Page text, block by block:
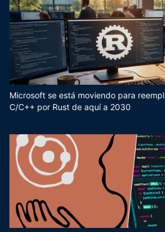
Microsoft se está moviendo para
C/C++ por Rust de aquí a 2030